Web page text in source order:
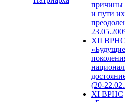
причины
и пути их
XII ВРНС
«Будущие
(20-
XI ВРНС